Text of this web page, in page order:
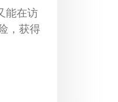
能在访
，获得